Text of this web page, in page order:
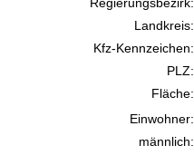
Landkreis:
Kfz-Kennzeichen:
PLZ:
Fläche:
Einwohner:
männlich: